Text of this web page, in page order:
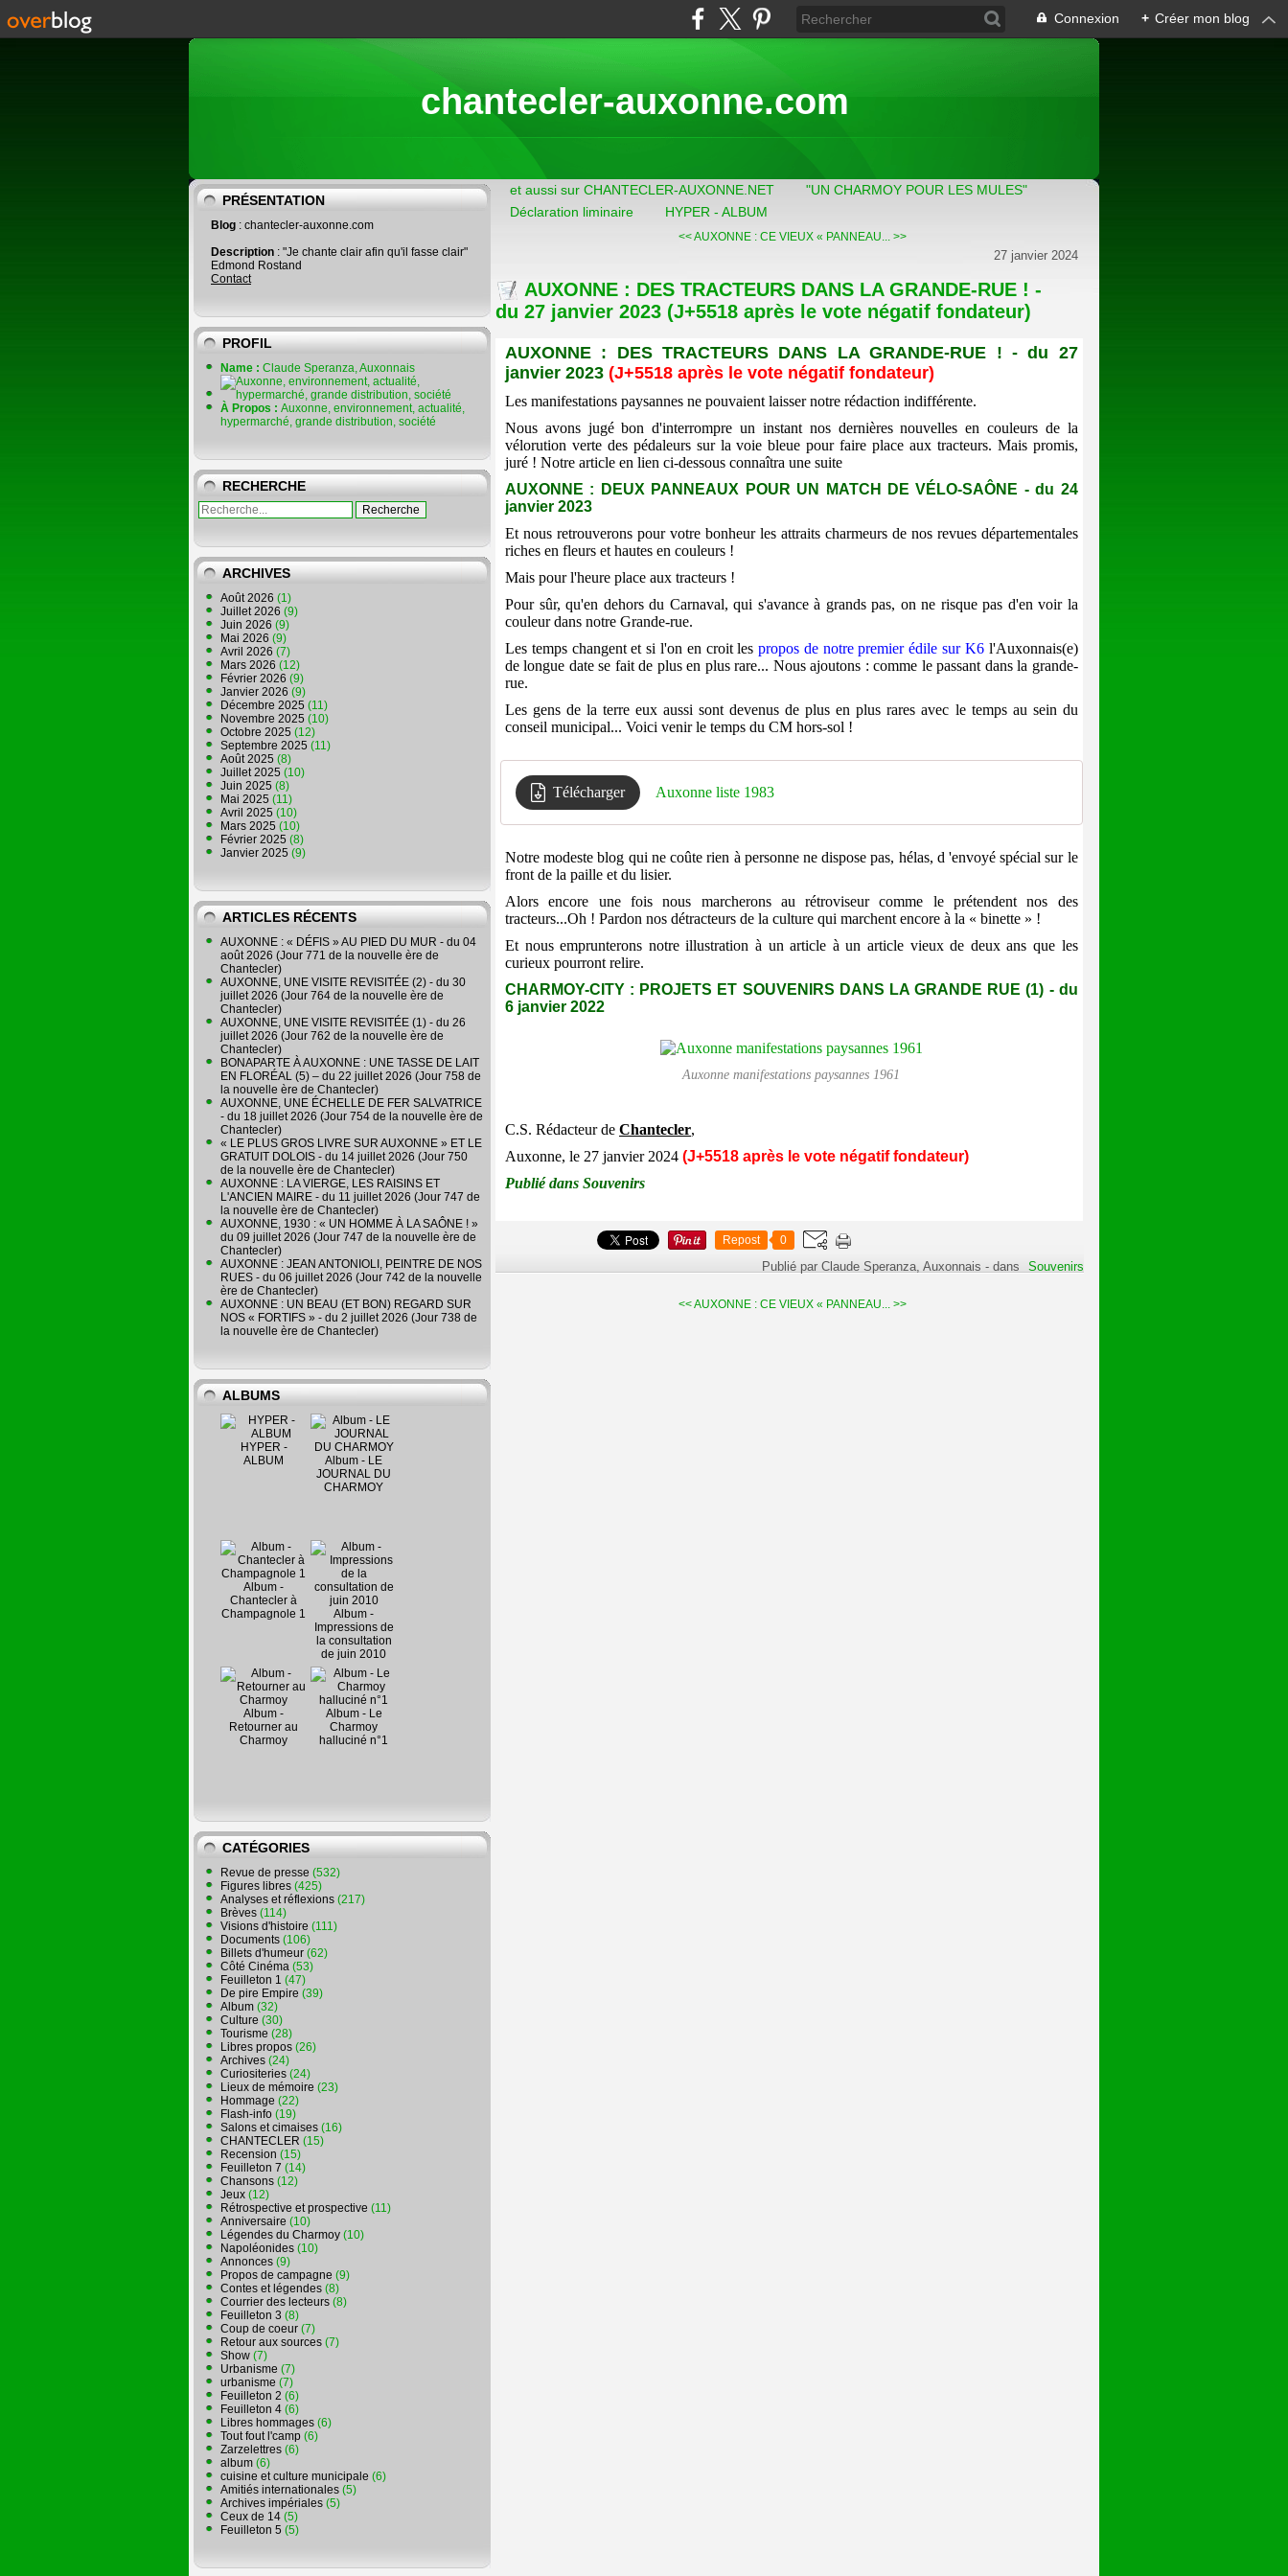
Connexion + Créer mon blog
chantecler-auxonne.com
PRÉSENTATION
Blog : chantecler-auxonne.com
Description : "Je chante clair afin qu'il fasse clair"
Edmond Rostand
Contact
PROFIL
Name : Claude Speranza, Auxonnais
À Propos : Auxonne, environnement, actualité,
hypermarché, grande distribution, société
RECHERCHE
ARCHIVES
Août 2026 (1)
Juillet 2026 (9)
Juin 2026 (9)
Mai 2026 (9)
Avril 2026 (7)
Mars 2026 (12)
Février 2026 (9)
Janvier 2026 (9)
Décembre 2025 (11)
Novembre 2025 (10)
Octobre 2025 (12)
Septembre 2025 (11)
Août 2025 (8)
Juillet 2025 (10)
Juin 2025 (8)
Mai 2025 (11)
Avril 2025 (10)
Mars 2025 (10)
Février 2025 (8)
Janvier 2025 (9)
ARTICLES RÉCENTS
AUXONNE : « DÉFIS » AU PIED DU MUR - du 04
août 2026 (Jour 771 de la nouvelle ère de
Chantecler)
AUXONNE, UNE VISITE REVISITÉE (2) - du 30
juillet 2026 (Jour 764 de la nouvelle ère de
Chantecler)
AUXONNE, UNE VISITE REVISITÉE (1) - du 26
juillet 2026 (Jour 762 de la nouvelle ère de
Chantecler)
BONAPARTE À AUXONNE : UNE TASSE DE LAIT
EN FLORÉAL (5) – du 22 juillet 2026 (Jour 758 de
la nouvelle ère de Chantecler)
AUXONNE, UNE ÉCHELLE DE FER SALVATRICE
- du 18 juillet 2026 (Jour 754 de la nouvelle ère de
Chantecler)
« LE PLUS GROS LIVRE SUR AUXONNE » ET LE
GRATUIT DOLOIS - du 14 juillet 2026 (Jour 750
de la nouvelle ère de Chantecler)
AUXONNE : LA VIERGE, LES RAISINS ET
L'ANCIEN MAIRE - du 11 juillet 2026 (Jour 747 de
la nouvelle ère de Chantecler)
AUXONNE, 1930 : « UN HOMME À LA SAÔNE ! »
du 09 juillet 2026 (Jour 747 de la nouvelle ère de
Chantecler)
AUXONNE : JEAN ANTONIOLI, PEINTRE DE NOS
RUES - du 06 juillet 2026 (Jour 742 de la nouvelle
ère de Chantecler)
AUXONNE : UN BEAU (ET BON) REGARD SUR
NOS « FORTIFS » - du 2 juillet 2026 (Jour 738 de
la nouvelle ère de Chantecler)
ALBUMS
HYPER -
ALBUM
Album - LE
JOURNAL DU
CHARMOY
Album -
Chantecler à
Champagnole 1
Album -
Impressions de
la consultation
de juin 2010
Album -
Retourner au
Charmoy
Album - Le
Charmoy
halluciné n°1
CATÉGORIES
Revue de presse (532)
Figures libres (425)
Analyses et réflexions (217)
Brèves (114)
Visions d'histoire (111)
Documents (106)
Billets d'humeur (62)
Côté Cinéma (53)
Feuilleton 1 (47)
De pire Empire (39)
Album (32)
Culture (30)
Tourisme (28)
Libres propos (26)
Archives (24)
Curiositeries (24)
Lieux de mémoire (23)
Hommage (22)
Flash-info (19)
Salons et cimaises (16)
CHANTECLER (15)
Recension (15)
Feuilleton 7 (14)
Chansons (12)
Jeux (12)
Rétrospective et prospective (11)
Anniversaire (10)
Légendes du Charmoy (10)
Napoléonides (10)
Annonces (9)
Propos de campagne (9)
Contes et légendes (8)
Courrier des lecteurs (8)
Feuilleton 3 (8)
Coup de coeur (7)
Retour aux sources (7)
Show (7)
Urbanisme (7)
urbanisme (7)
Feuilleton 2 (6)
Feuilleton 4 (6)
Libres hommages (6)
Tout fout l'camp (6)
Zarzelettres (6)
album (6)
cuisine et culture municipale (6)
Amitiés internationales (5)
Archives impériales (5)
Ceux de 14 (5)
Feuilleton 5 (5)
et aussi sur CHANTECLER-AUXONNE.NET
"UN CHARMOY POUR LES MULES"
Déclaration liminaire
HYPER - ALBUM
<< AUXONNE : CE VIEUX « PANNEAU... >>
27 janvier 2024
AUXONNE : DES TRACTEURS DANS LA GRANDE-RUE ! -
du 27 janvier 2023 (J+5518 après le vote négatif fondateur)
AUXONNE : DES TRACTEURS DANS LA GRANDE-RUE ! - du 27
janvier 2023 (J+5518 après le vote négatif fondateur)
Les manifestations paysannes ne pouvaient laisser notre rédaction indifférente.
Nous avons jugé bon d'interrompre un instant nos dernières nouvelles en couleurs de la
vélorution verte des pédaleurs sur la voie bleue pour faire place aux tracteurs. Mais promis,
juré ! Notre article en lien ci-dessous connaîtra une suite
AUXONNE : DEUX PANNEAUX POUR UN MATCH DE VÉLO-SAÔNE - du 24
janvier 2023
Et nous retrouverons pour votre bonheur les attraits charmeurs de nos revues départementales
riches en fleurs et hautes en couleurs !
Mais pour l'heure place aux tracteurs !
Pour sûr, qu'en dehors du Carnaval, qui s'avance à grands pas, on ne risque pas d'en voir la
couleur dans notre Grande-rue.
Les temps changent et si l'on en croit lespropos de notre premier édile sur K6l'Auxonnais(e)
de longue date se fait de plus en plus rare... Nous ajoutons : comme le passant dans la grande-
rue.
Les gens de la terre eux aussi sont devenus de plus en plus rares avec le temps au sein du
conseil municipal... Voici venir le temps du CM hors-sol !
Télécharger Auxonne liste 1983
Notre modeste blog qui ne coûte rien à personne ne dispose pas, hélas, d 'envoyé spécial sur le
front de la paille et du lisier.
Alors encore une fois nous marcherons au rétroviseur comme le prétendent nos des
tracteurs...Oh ! Pardon nos détracteurs de la culture qui marchent encore à la « binette » !
Et nous emprunterons notre illustration à un article à un article vieux de deux ans que les
curieux pourront relire.
CHARMOY-CITY : PROJETS ET SOUVENIRS DANS LA GRANDE RUE (1) - du
6 janvier 2022
Auxonne manifestations paysannes 1961
C.S. Rédacteur de Chantecler,
Auxonne, le 27 janvier 2024 (J+5518 après le vote négatif fondateur)
Publié dans Souvenirs
Repost 0
Publié par Claude Speranza, Auxonnais -dans Souvenirs
<< AUXONNE : CE VIEUX « PANNEAU... >>